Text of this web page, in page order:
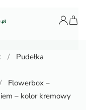
Pudełka
Flowerbox –
– kolor kremowy